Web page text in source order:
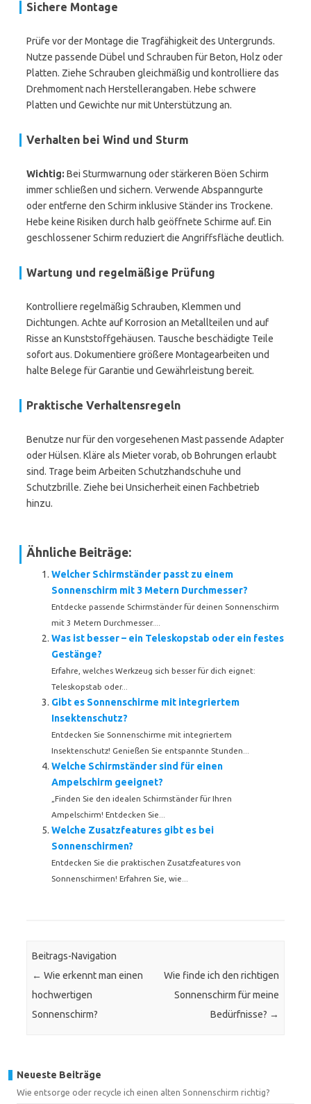
Sichere Montage
Prüfe vor der Montage die Tragfähigkeit des Untergrunds.
Nutze passende Dübel und Schrauben für Beton, Holz oder
Platten. Ziehe Schrauben gleichmäßig und kontrolliere das
Drehmoment nach Herstellerangaben. Hebe schwere
Platten und Gewichte nur mit Unterstützung an.
Verhalten bei Wind und Sturm
Wichtig: Bei Sturmwarnung oder stärkeren Böen Schirm
immer schließen und sichern. Verwende Abspanngurte
oder entferne den Schirm inklusive Ständer ins Trockene.
Hebe keine Risiken durch halb geöffnete Schirme auf. Ein
geschlossener Schirm reduziert die Angriffsfläche deutlich.
Wartung und regelmäßige Prüfung
Kontrolliere regelmäßig Schrauben, Klemmen und
Dichtungen. Achte auf Korrosion an Metallteilen und auf
Risse an Kunststoffgehäusen. Tausche beschädigte Teile
sofort aus. Dokumentiere größere Montagearbeiten und
halte Belege für Garantie und Gewährleistung bereit.
Praktische Verhaltensregeln
Benutze nur für den vorgesehenen Mast passende Adapter
oder Hülsen. Kläre als Mieter vorab, ob Bohrungen erlaubt
sind. Trage beim Arbeiten Schutzhandschuhe und
Schutzbrille. Ziehe bei Unsicherheit einen Fachbetrieb
hinzu.
Ähnliche Beiträge:
Welcher Schirmständer passt zu einem
Sonnenschirm mit 3 Metern Durchmesser?
Entdecke passende Schirmständer für deinen Sonnenschirm
mit 3 Metern Durchmesser....
Was ist besser – ein Teleskopstab oder ein festes
Gestänge?
Erfahre, welches Werkzeug sich besser für dich eignet:
Teleskopstab oder...
Gibt es Sonnenschirme mit integriertem
Insektenschutz?
Entdecken Sie Sonnenschirme mit integriertem
Insektenschutz! Genießen Sie entspannte Stunden...
Welche Schirmständer sind für einen
Ampelschirm geeignet?
„Finden Sie den idealen Schirmständer für Ihren
Ampelschirm! Entdecken Sie...
Welche Zusatzfeatures gibt es bei
Sonnenschirmen?
Entdecken Sie die praktischen Zusatzfeatures von
Sonnenschirmen! Erfahren Sie, wie...
Beitrags-Navigation
← Wie erkennt man einen
hochwertigen
Sonnenschirm?
Wie finde ich den richtigen
Sonnenschirm für meine
Bedürfnisse? →
Neueste Beiträge
Wie entsorge oder recycle ich einen alten Sonnenschirm richtig?